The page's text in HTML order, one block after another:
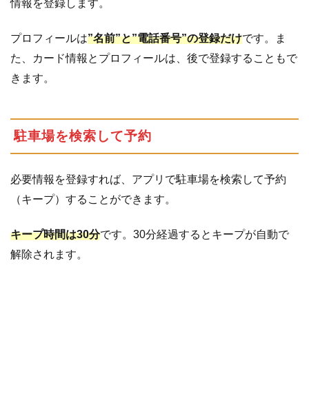
情報を登録します。
プロフィールは”名前”と”電話番号”の登録だけです。ま
た、カード情報とプロフィールは、後で登録することもで
きます。
駐車場を検索して予約
必要情報を登録すれば、アプリで駐車場を検索して予約
（キープ）することができます。
キープ時間は30分です。30分経過するとキープが自動で
解除されます。